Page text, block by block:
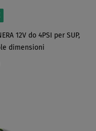
12V do 4PSI per SUP,
dimensioni